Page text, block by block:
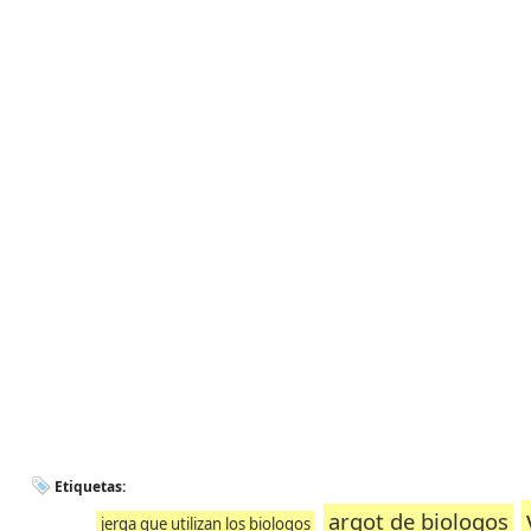
Etiquetas:
jerga que utilizan los biologos argot de biologos